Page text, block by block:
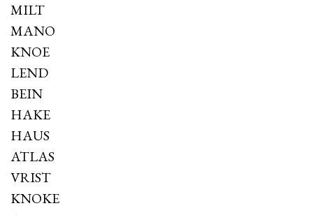
MILT
MANO
KNOE
LEND
BEIN
HAKE
HAUS
ATLAS
VRIST
KNOKE